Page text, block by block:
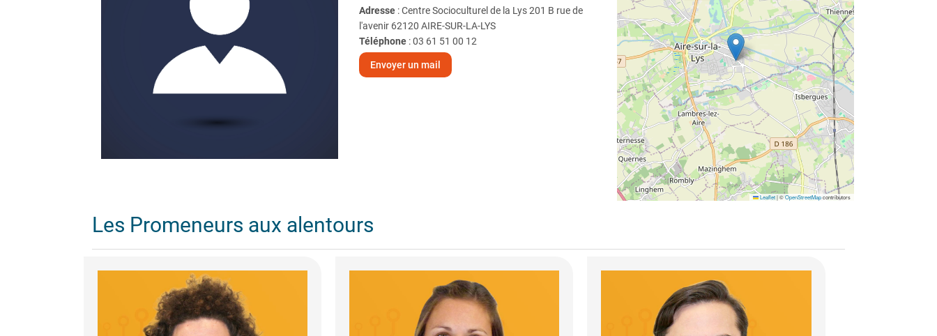
Adresse : Centre Socioculturel de la Lys 201 B rue de
l'avenir 62120 AIRE-SUR-LA-LYS
Téléphone:03 61 51 00 12
Envoyer un mail
Leaflet |©OpenStreetMapcontributors
Les Promeneurs aux alentours